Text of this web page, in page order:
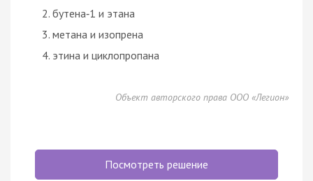
бутена‑1 и этана
метана и изопрена
этина и циклопропана
Объект авторского права ООО «Легион»
Посмотреть решение